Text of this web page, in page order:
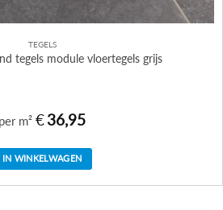
TEGELS
tegels module vloertegels grijs
per m² €36,95
IN WINKELWAGEN